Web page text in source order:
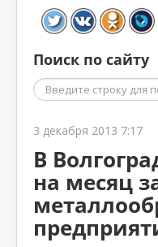
Поиск по сайту
Поиск
3 декабря 2013 7:17
В
на месяц